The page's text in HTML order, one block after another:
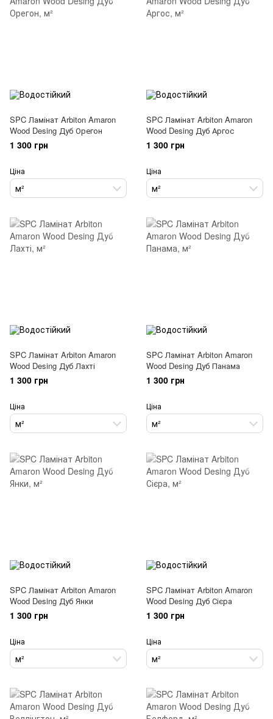
SPC Ламінат Arbiton Amaron
Wood Desing Дуб Орегон
1 300 грн
Ціна
м²
SPC Ламінат Arbiton Amaron
Wood Desing Дуб Аргос
1 300 грн
Ціна
м²
SPC Ламінат Arbiton Amaron
Wood Desing Дуб Лахті
1 300 грн
Ціна
м²
SPC Ламінат Arbiton Amaron
Wood Desing Дуб Панама
1 300 грн
Ціна
м²
SPC Ламінат Arbiton Amaron
Wood Desing Дуб Янки
1 300 грн
Ціна
м²
SPC Ламінат Arbiton Amaron
Wood Desing Дуб Сієра
1 300 грн
Ціна
м²